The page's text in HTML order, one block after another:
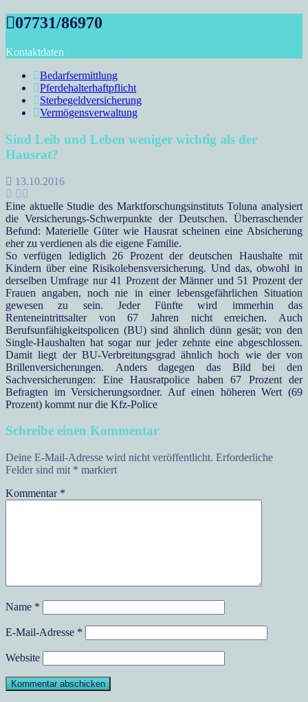
07731/86970
Kontaktdaten
Bedarfsermittlung
Pferdehalterhaftpflicht
Sterbegeldversicherung
Vermögensverwaltung
Sind Leib und Leben weniger wichtig als der
Hausrat?
13.10.2016
Eine aktuelle Studie des Marktforschungsinstituts Toluna analysiert
die Versicherungs-Schwerpunkte der Deutschen. Überraschender
Befund: Materielle Güter wie Hausrat scheinen eine Absicherung
eher zu verdienen als die eigene Familie.
So verfügen lediglich 26 Prozent der deutschen Haushalte mit
Kindern über eine Risikolebensversicherung. Und das, obwohl in
derselben Umfrage nur 41 Prozent der Männer und 51 Prozent der
Frauen angaben, noch nie in einer lebensgefährlichen Situation
gewesen zu sein. Jeder Fünfte wird immerhin das
Renteneintrittsalter von 67 Jahren nicht erreichen. Auch
Berufsunfähigkeitspolicen (BU) sind ähnlich dünn gesät; von den
Single-Haushalten hat sogar nur jeder zehnte eine abgeschlossen.
Damit liegt der BU-Verbreitungsgrad ähnlich hoch wie der von
Brillenversicherungen. Anders dagegen das Bild bei den
Sachversicherungen: Eine Hausratpolice haben 67 Prozent der
Befragten im Versicherungsordner. Auf einen höheren Wert (69
Prozent) kommt nur die Kfz-Police
Schreibe einen Kommentar
Deine E-Mail-Adresse wird nicht veröffentlicht. Erforderliche
Felder sind mit * markiert
Kommentar *
Name *
E-Mail-Adresse *
Website